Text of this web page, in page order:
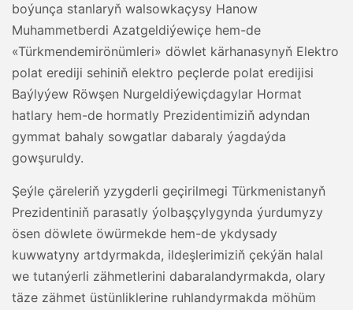
boýunça stanlaryň walsowkaçysy Hanow
Muhammetberdi Azatgeldiýewiçe hem-de
«Türkmendemirönümleri» döwlet kärhanasynyň Elektro
polat erediji sehiniň elektro peçlerde polat eredijisi
Baýlyýew Röwşen Nurgeldiýewiçdagylar Hormat
hatlary hem-de hormatly Prezidentimiziň adyndan
gymmat bahaly sowgatlar dabaraly ýagdaýda
gowşuruldy.
Şeýle çäreleriň yzygderli geçirilmegi Türkmenistanyň
Prezidentiniň parasatly ýolbaşçylygynda ýurdumyzy
ösen döwlete öwürmekde hem-de ykdysady
kuwwatyny artdyrmakda, ildeşlerimiziň çekýän halal
we tutanýerli zähmetlerini dabaralandyrmakda, olary
täze zähmet üstünliklerine ruhlandyrmakda möhüm